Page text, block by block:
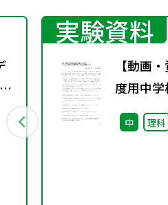
実験資料
【動画
度用中
「新編
p.38-39
中 理科